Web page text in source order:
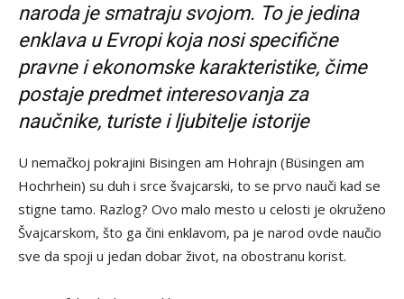
naroda je smatraju svojom. To je jedina
enklava u Evropi koja nosi specifične
pravne i ekonomske karakteristike, čime
postaje predmet interesovanja za
naučnike, turiste i ljubitelje istorije
U nemačkoj pokrajini Bisingen am Hohrajn (Büsingen am
Hochrhein) su duh i srce švajcarski, to se prvo nauči kad se
stigne tamo. Razlog? Ovo malo mesto u celosti je okruženo
Švajcarskom, što ga čini enklavom, pa je narod ovde naučio
sve da spoji u jedan dobar život, na obostranu korist.